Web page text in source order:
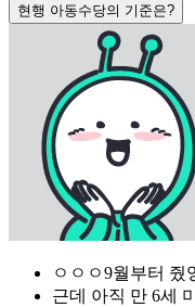
현행 아동수당의 기준은?
ㅇㅇㅇ9월부터 줬
근데 아직 만 6세